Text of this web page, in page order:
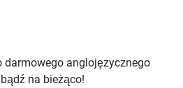
darmowego anglojęzycznego
na bieżąco!